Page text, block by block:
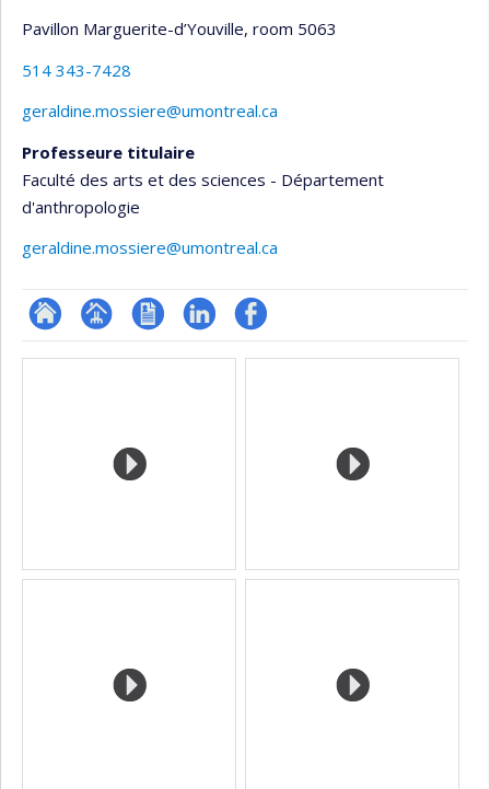
Pavillon Marguerite-d’Youville, room 5063
514 343-7428
geraldine.mossiere@umontreal.ca
Professeure titulaire
Faculté des arts et des sciences - Département
d'anthropologie
geraldine.mossiere@umontreal.ca
ResearchGate
Page CV LinkedInProfil
Media